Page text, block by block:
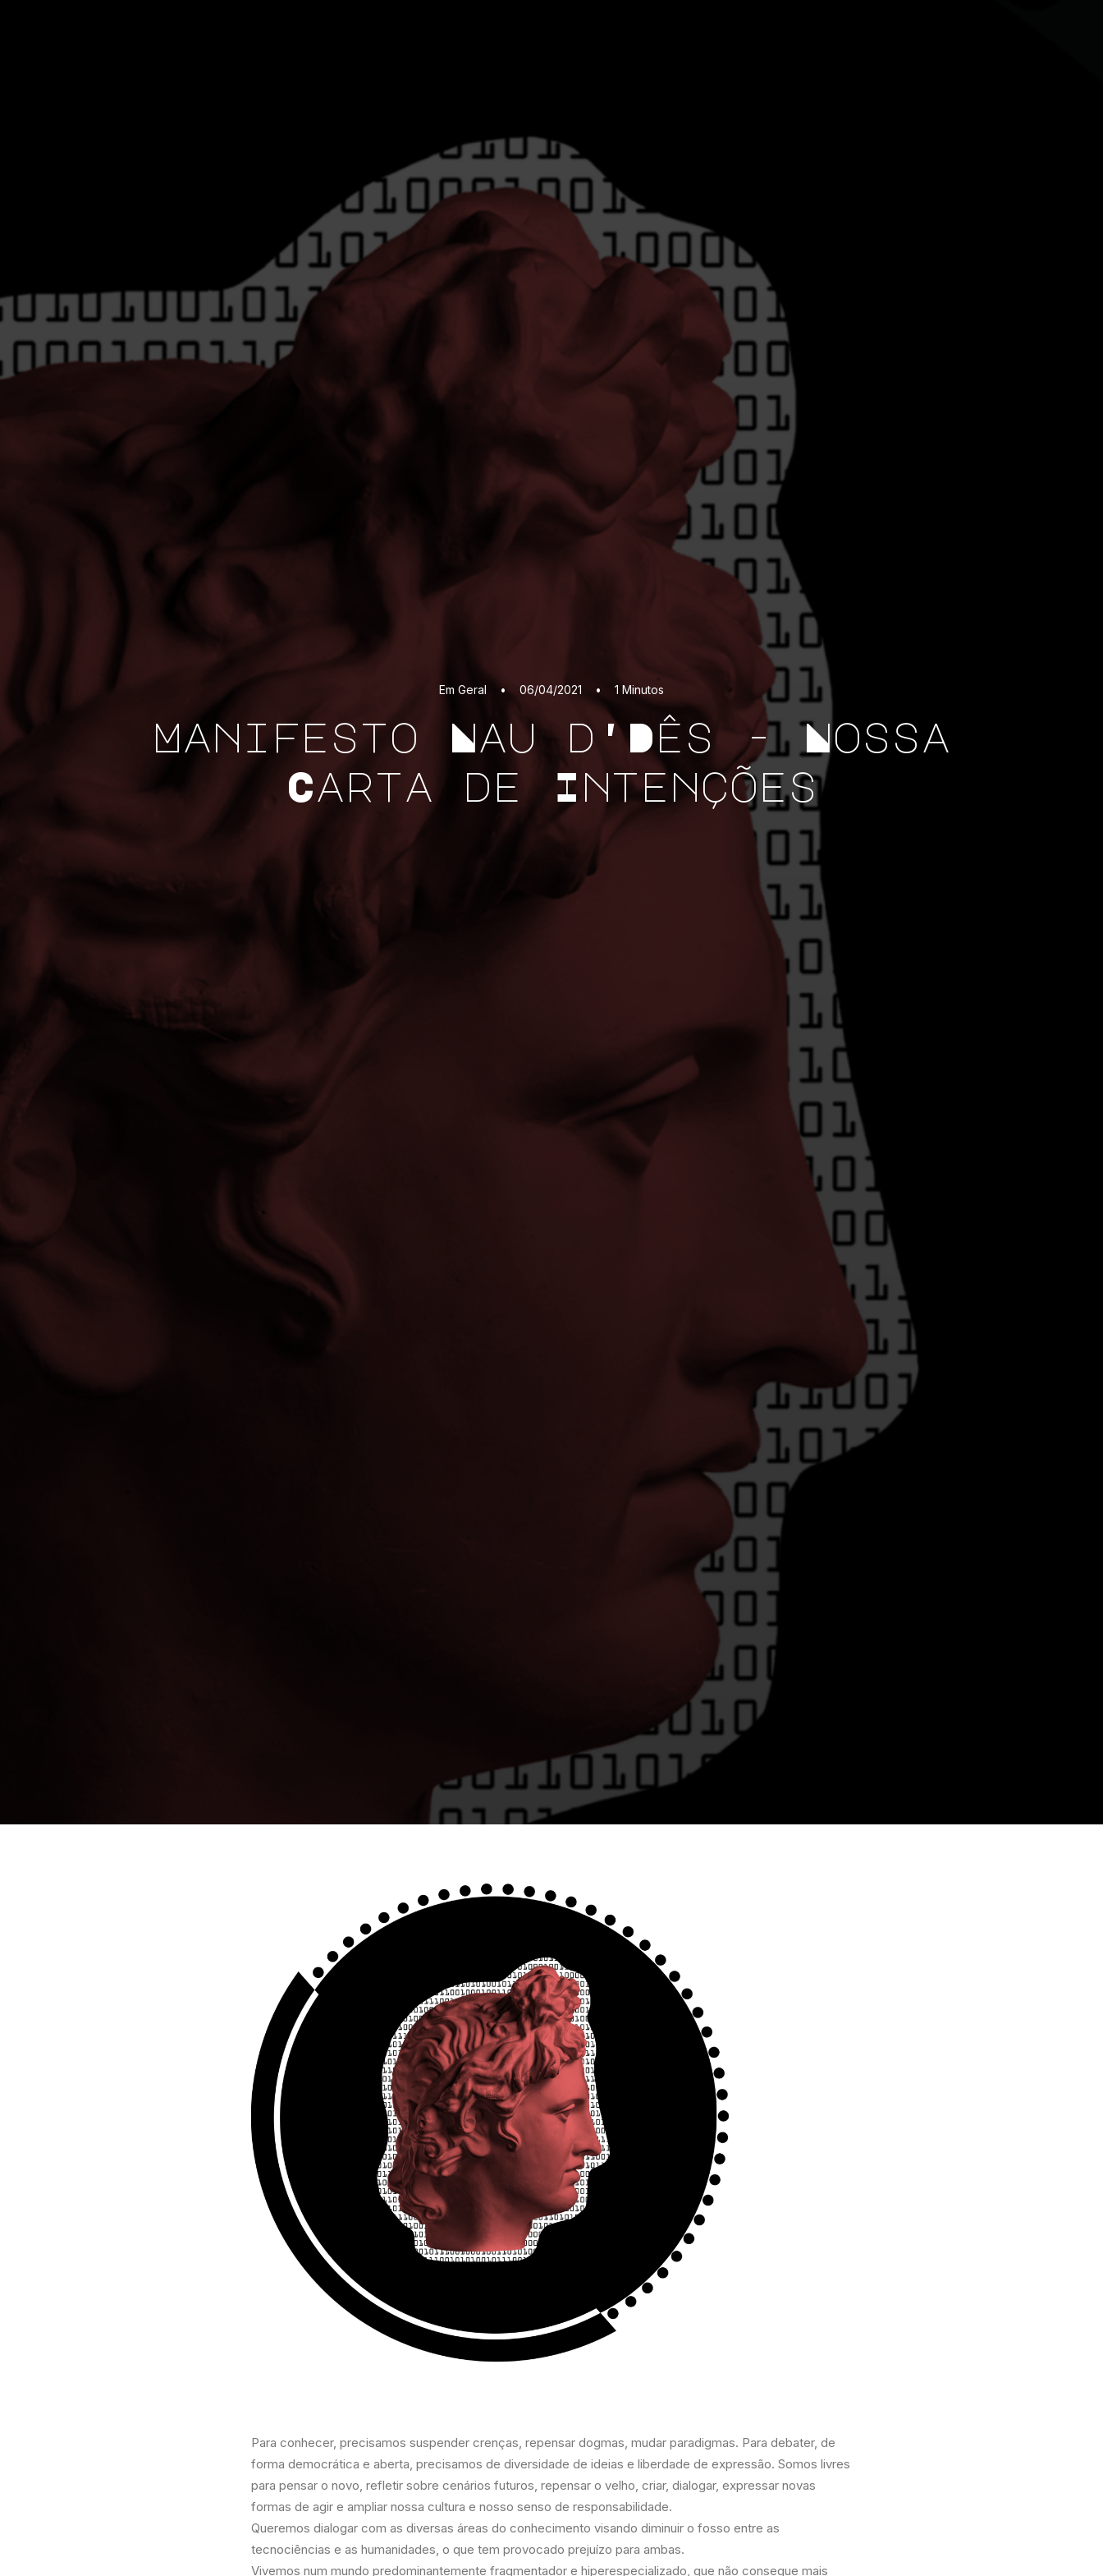
Em Geral • 06/04/2021 • 1 Minutos
Manifesto Nau d'Dês - Nossa
Carta de Intenções
Para conhecer, precisamos suspender crenças, repensar dogmas, mudar paradigmas. Para debater, de
forma democrática e aberta, precisamos de diversidade de ideias e liberdade de expressão. Somos livres
para pensar o novo, refletir sobre cenários futuros, repensar o velho, criar, dialogar, expressar novas
formas de agir e ampliar nossa cultura e nosso senso de responsabilidade.
Queremos dialogar com as diversas áreas do conhecimento visando diminuir o fosso entre as
tecnociências e as humanidades, o que tem provocado prejuízo para ambas.
Vivemos num mundo predominantemente fragmentador e hiperespecializado, que não consegue mais